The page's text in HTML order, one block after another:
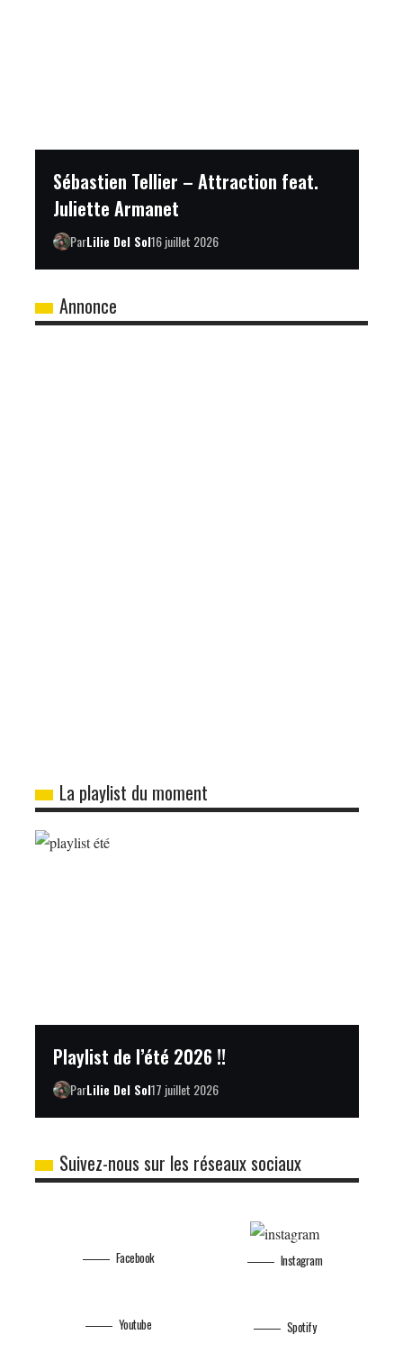
Sébastien Tellier – Attraction feat.
Juliette Armanet
ParLilie Del Sol16 juillet 2026
Annonce
La playlist du moment
Playlist de l’été 2026 !!
ParLilie Del Sol17 juillet 2026
Suivez-nous sur les réseaux sociaux
Facebook
Youtube
Instagram
Spotify